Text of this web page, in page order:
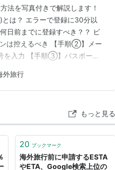
法を写真付きで解説します！
は？ エラーで登録に30分以
日前までに登録すべき？？ ビ
は控えるべき 【手順②】メー
を入力 【手順③】パスポート
コツ:辛抱強く静止する
外旅行
もっと見る
20 ブックマーク
海外旅行前に申請するESTA
やETA、Google検索上位の